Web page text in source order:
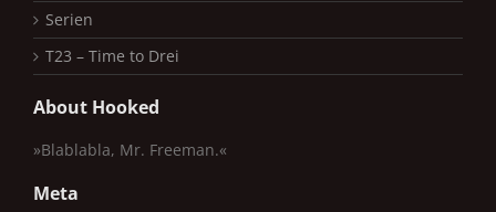
Serien
T23 – Time to Drei
About Hooked
»Blablabla, Mr. Freeman.«
Meta